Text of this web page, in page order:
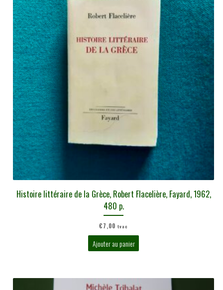
plus
ancien
Histoire littéraire de la Grèce, Robert Flacelière, Fayard, 1962,
480 p.
€7,00 tvac
Ajouter au panier